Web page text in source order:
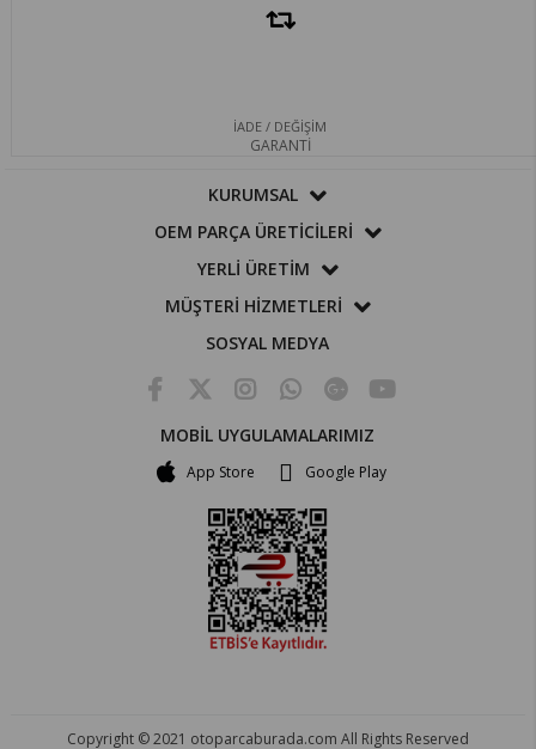
İADE / DEĞİŞİM
GARANTİ
KURUMSAL
OEM PARÇA ÜRETİCİLERİ
YERLİ ÜRETİM
MÜŞTERİ HİZMETLERİ
SOSYAL MEDYA
MOBİL UYGULAMALARIMIZ
App Store Google Play
Copyright © 2021 otoparcaburada.com All Rights Reserved